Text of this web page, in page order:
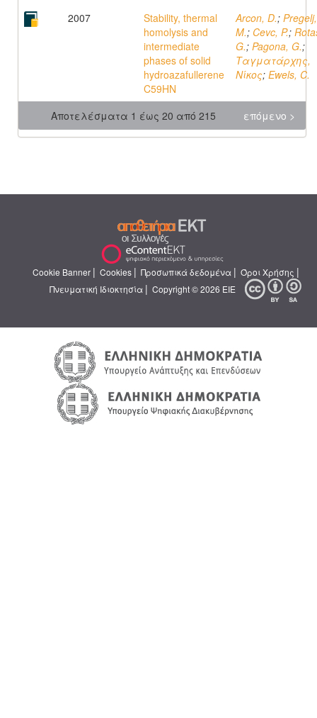
2007
Stability, thermal
homolysis and
intermediate
phases of solid
hydroazafullerene
C59HN
Arcon, D.; Pregelj,
M.; Cevc, P.;
G.; Pagona, G.;
Ταγματάρχης,
Νίκος; Ewels, C.
Αποτελέσματα 1 έως 20 από 215 επόμενο >
Cookie Banner | Cookies | Προσωπικά δεδομένα | Όροι Χρήσης |
Πνευματική Ιδιοκτησία | Copyright © 2026 ΕΙΕ